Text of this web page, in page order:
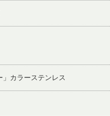
カラーステンレス